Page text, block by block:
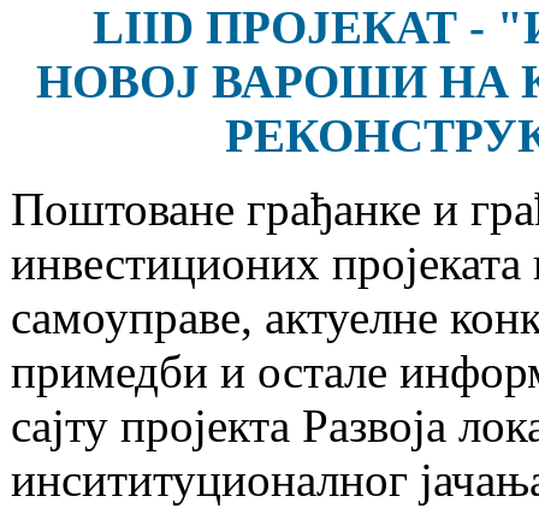
LIID ПРОЈЕКАТ -
НОВОЈ ВАРОШИ НА
Поштоване грађанке и
инвестиционих пројеката
самоуправе, актуелне
примедби и остале
сајту пројекта Развоја
инсититуционалног